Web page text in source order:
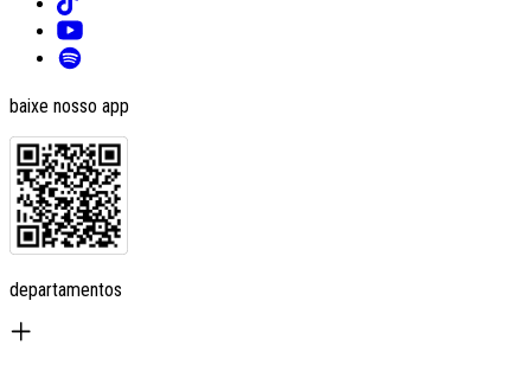
baixe nosso app
departamentos